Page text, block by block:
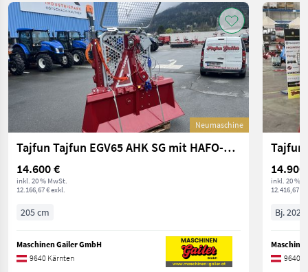
Neumaschine
Tajfun Tajfun EGV65 AHK SG mit HAFO-Hilfswinde
14.600 €
inkl. 20 % MwSt.
12.166,67 € exkl.
205 cm
Maschinen Gailer GmbH
9640 Kärnten
14.900
inkl. 20 %
12.416,67 €
Bj. 2026
9640